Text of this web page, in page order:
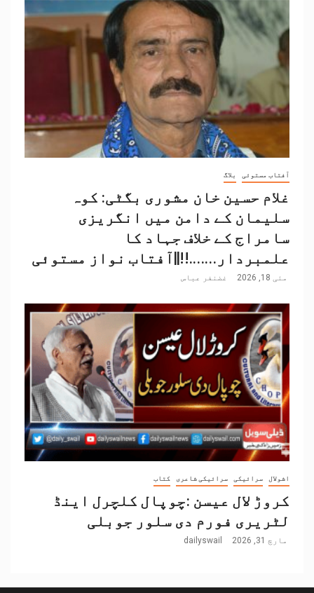
آفتاب مستوئی بلاگ
غلام حسین خان مشوری بگٹی: کوہ
سلیمان کے دامن میں انگریزی
سامراج کے خلاف جہاد کا
علمبردار…….!!||آفتاب نواز مستوئی
مئی 18, 2026 غضنفر عباس
اشولال سرائیکی سرائیکی شاعری کتاب
کروڑ لال عیسن :چوپال کلچرل اینڈ
لٹریری فورم دی سلور جوبلی
مارچ 31, 2026 dailyswail